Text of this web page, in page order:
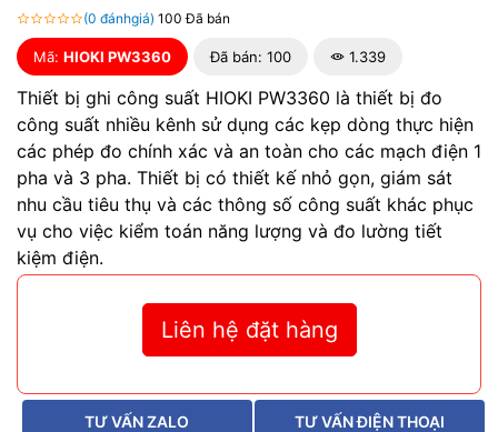
(0 đánhgiá) 100 Đã bán
Mã: HIOKI PW3360 Đã bán: 100 1.339
Thiết bị ghi công suất HIOKI PW3360 là thiết bị đo
công suất nhiều kênh sử dụng các kẹp dòng thực hiện
các phép đo chính xác và an toàn cho các mạch điện 1
pha và 3 pha. Thiết bị có thiết kế nhỏ gọn, giám sát
nhu cầu tiêu thụ và các thông số công suất khác phục
vụ cho việc kiểm toán năng lượng và đo lường tiết
kiệm điện.
Liên hệ đặt hàng
TƯ VẤN ZALO
TƯ VẤN ĐIỆN THOẠI